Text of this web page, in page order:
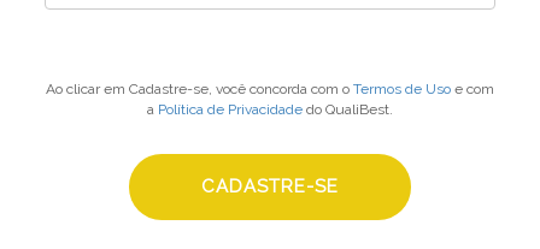
Ao clicar em Cadastre-se, você concorda com o Termos de Uso e com
a Política de Privacidade do QualiBest.
CADASTRE-SE